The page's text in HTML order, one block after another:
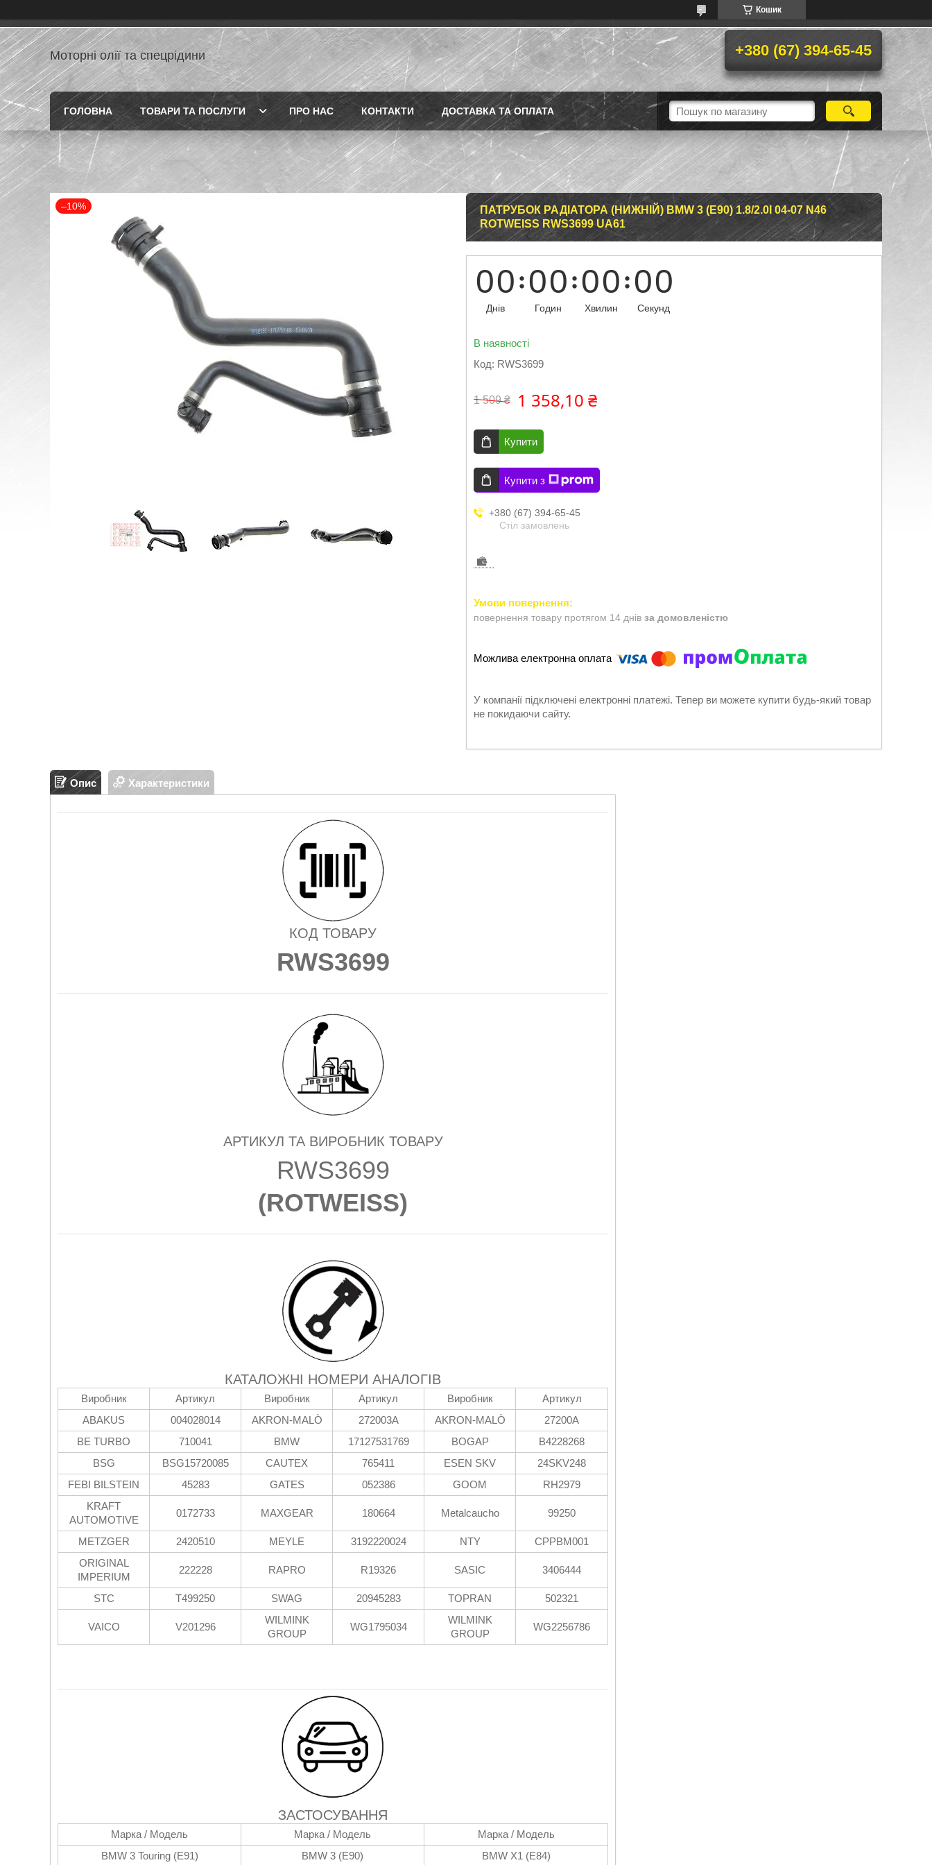
Кошик
Моторні олії та спецрідини +380 (67) 394-65-45
ГОЛОВНА ТОВАРИ ТА ПОСЛУГИ ПРО НАС КОНТАКТИ ДОСТАВКА ТА ОПЛАТА
–10%
ПАТРУБОК РАДІАТОРА (НИЖНІЙ) BMW 3 (E90) 1.8/2.0I 04-07 N46
ROTWEISS RWS3699 UA61
00
Днів
00
Годин
00
Хвилин
00
Секунд
В наявності
Код: RWS3699
1 509 ₴ 1 358,10 ₴
Купити
Купити з
+380 (67) 394-65-45
Стіл замовлень
повернення товару протягом 14 днів за домовленістю
У компанії підключені електронні платежі. Тепер ви можете купити будь-який товар
не покидаючи сайту.
Опис Характеристики
КОД ТОВАРУ
RWS3699
АРТИКУЛ ТА ВИРОБНИК ТОВАРУ
RWS3699
(ROTWEISS)
КАТАЛОЖНІ НОМЕРИ АНАЛОГІВ
Виробник Артикул Виробник Артикул Виробник
Артикул
ABAKUS
004028014 AKRON-MALÒ 272003A AKRON-MALÒ
27200A
BE TURBO
710041 BMW 17127531769 BOGAP
B4228268
BSG
BSG15720085 CAUTEX 765411 ESEN SKV
24SKV248
FEBI BILSTEIN
45283 GATES 052386 GOOM
RH2979
KRAFT
AUTOMOTIVE
0172733 MAXGEAR 180664 Metalcaucho 99250
METZGER 2420510 MEYLE 3192220024 NTY
CPPBM001
ORIGINAL
IMPERIUM
222228 RAPRO R19326 SASIC 3406444
STC T499250 SWAG 20945283 TOPRAN 502321
VAICO V201296
WILMINK
GROUP
WG1795034
WILMINK
GROUP
WG2256786
ЗАСТОСУВАННЯ
Марка / Модель Марка / Модель
Марка / Модель
BMW 3 Touring (E91)
BMW 3 (E90) BMW X1 (E84)